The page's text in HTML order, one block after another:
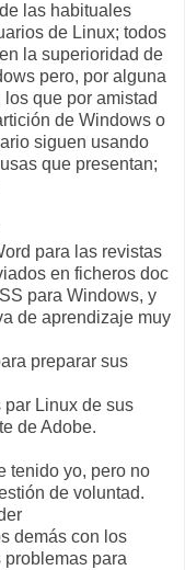
las habituales
de Linux; todos
la superioridad de
pero, por alguna
que por amistad
de Windows o
siguen usando
que presentan;
para las revistas
en ficheros doc
para Windows, y
de aprendizaje muy
preparar sus
Linux de sus
de Adobe.
tenido yo, pero no
de voluntad.
demás con los
para